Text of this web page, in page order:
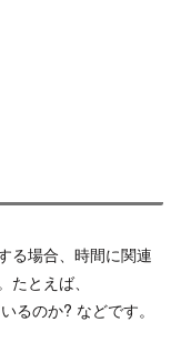
る場合、時間に関連
とえば、
るのか? などです。